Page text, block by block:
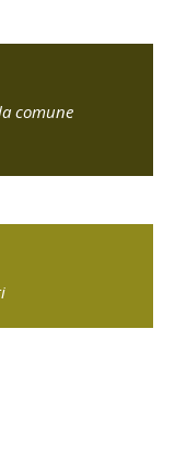
comune